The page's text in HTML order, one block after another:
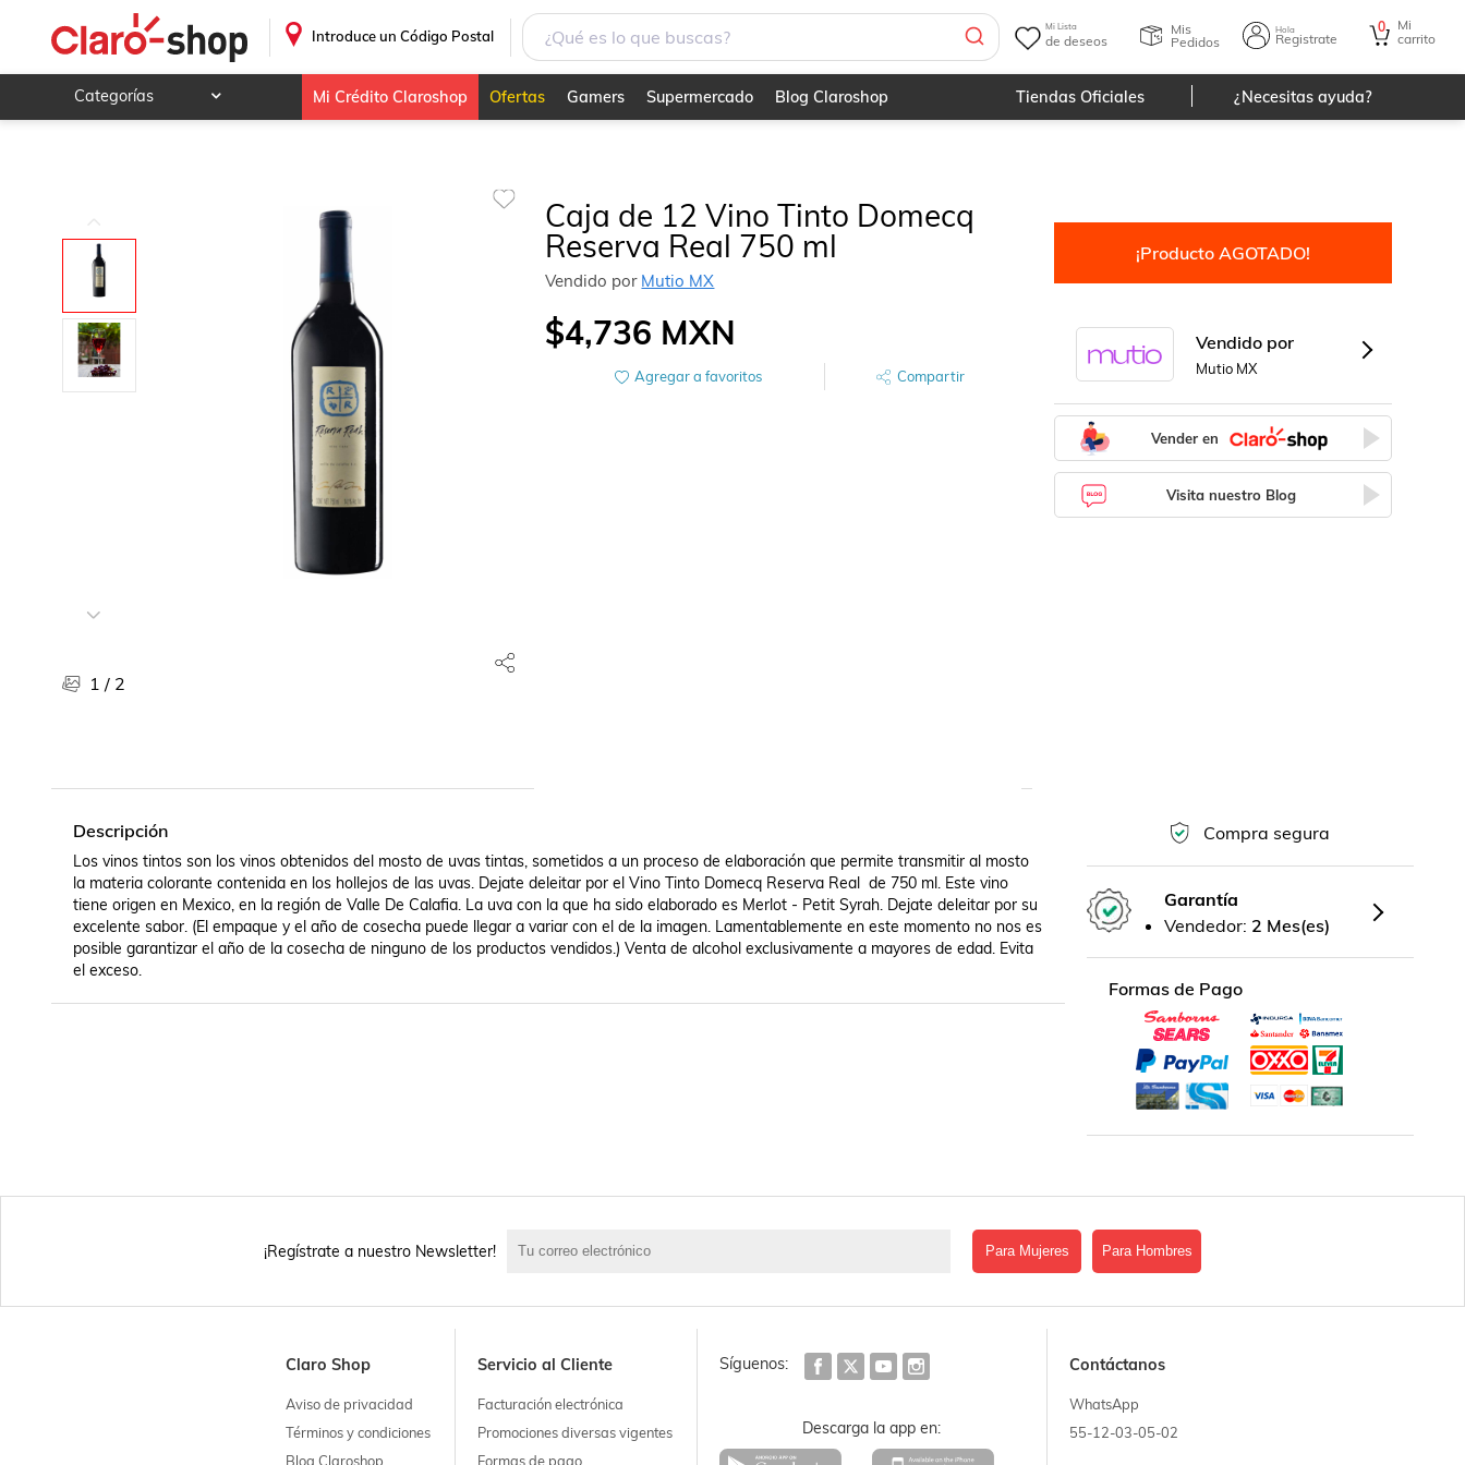
Introduce un Código Postal
Mi Lista
de deseos
Mis
Pedidos
Hola
Registrate
0
Mi
carrito
Categorías
Deportes y ocio
Animales y mascotas
Ferretería y autos
Ropa, calzado y accesorios
Mamá y bebé
Súpermercado
Mi Crédito Claroshop Ofertas Gamers Supermercado Blog Claroshop Tiendas Oficiales ¿Necesitas ayuda?
1 / 2
Caja de 12 Vino Tinto Domecq
Reserva Real 750 ml
Vendido por Mutio MX
$4,736 MXN
Agregar a favoritos Compartir
¡Producto AGOTADO!
Vendido por
Mutio MX
Vender en
Visita nuestro Blog
Descripción
Los vinos tintos son los vinos obtenidos del mosto de uvas tintas, sometidos a un proceso de elaboración que permite transmitir al mosto
la materia colorante contenida en los hollejos de las uvas. Dejate deleitar por el Vino Tinto Domecq Reserva Real  de 750 ml. Este vino
tiene origen en Mexico, en la región de Valle De Calafia. La uva con la que ha sido elaborado es Merlot - Petit Syrah. Dejate deleitar por su
excelente sabor. (El empaque y el año de cosecha puede llegar a variar con el de la imagen. Lamentablemente en este momento no nos es
posible garantizar el año de la cosecha de ninguno de los productos vendidos.) Venta de alcohol exclusivamente a mayores de edad. Evita
el exceso.
Compra segura
Garantía
Vendedor: 2 Mes(es)
Formas de Pago
¡Regístrate a nuestro Newsletter! Para Mujeres Para Hombres
Claro Shop
Aviso de privacidad
Términos y condiciones
Blog Claroshop
Servicio al Cliente
Facturación electrónica
Promociones diversas vigentes
Formas de pago
Síguenos:
Descarga la app en:
Contáctanos
WhatsApp
55-12-03-05-02
Caja de 12 Vino Tinto Domecq Reserva Real 750 ml